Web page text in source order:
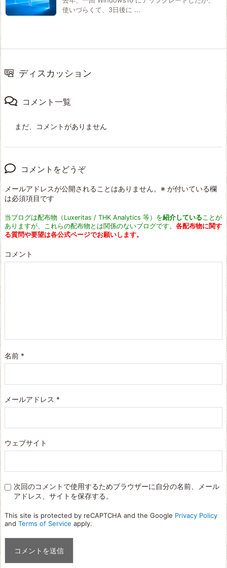
使いづらくて、3日後に ...
ディスカッション
コメント一覧
まだ、コメントがありません
コメントをどうぞ
メールアドレスが公開されることはありません。 ※ が付いている欄
は必須項目です
当ブログは配布物（Luxeritas / THK Analytics 等）を紹介していることが
ありますが、これらの配布物とは関係のないブログです。 各配布物に関す
る質問や要望は各公式ページでお願いします。
コメント
名前 *
メールアドレス *
ウェブサイト
次回のコメントで使用するためブラウザーに自分の名前、メール
アドレス、サイトを保存する。
This site is protected by reCAPTCHA and the Google Privacy Policy
and Terms of Service apply.